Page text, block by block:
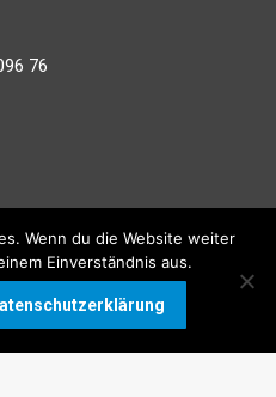
76
Wenn du die Website weiter
Einverständnis aus.